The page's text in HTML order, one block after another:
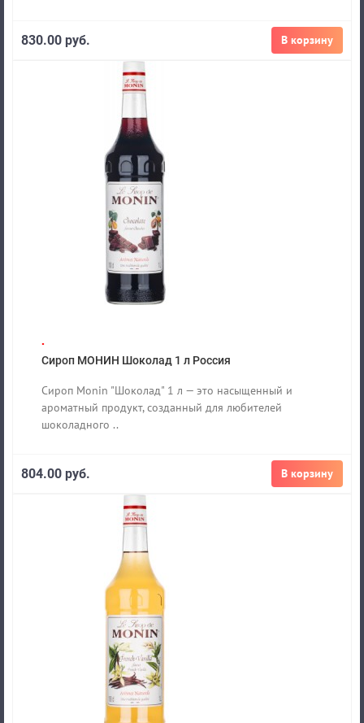
В корзину
830.00 руб.
.
Сироп МОНИН Шоколад 1 л Россия
Сироп Monin "Шоколад" 1 л — это насыщенный и
ароматный продукт, созданный для любителей
шоколадного ..
В корзину
804.00 руб.